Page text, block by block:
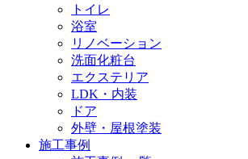
トイレ
浴室
リノベーション
洗面化粧台
エクステリア
LDK・内装
ドア
外壁・屋根塗装
施工事例